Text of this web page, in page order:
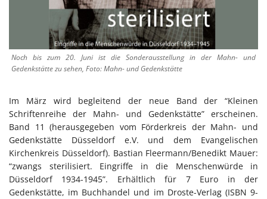
Noch bis zum 20. Juni ist die Sonderausstellung in der Mahn- und
Gedenkstätte zu sehen, Foto: Mahn- und Gedenkstätte
Im März wird begleitend der neue Band der “Kleinen
Schriftenreihe der Mahn- und Gedenkstätte” erscheinen.
Band 11 (herausgegeben vom Förderkreis der Mahn- und
Gedenkstätte Düsseldorf e.V. und dem Evangelischen
Kirchenkreis Düsseldorf). Bastian Fleermann/Benedikt Mauer:
“zwangs sterilisiert. Eingriffe in die Menschenwürde in
Düsseldorf 1934-1945”. Erhältlich für 7 Euro in der
Gedenkstätte, im Buchhandel und im Droste-Verlag (ISBN 9-